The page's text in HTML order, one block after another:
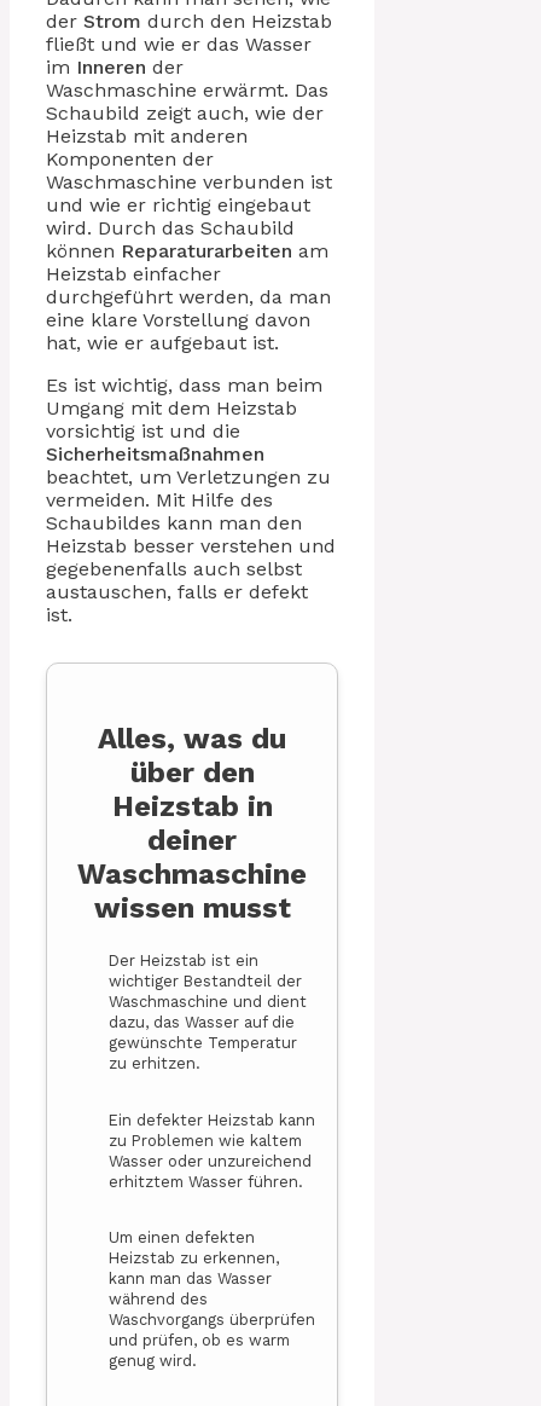
der Strom durch den Heizstab
fließt und wie er das Wasser
im Inneren der
Waschmaschine erwärmt. Das
Schaubild zeigt auch, wie der
Heizstab mit anderen
Komponenten der
Waschmaschine verbunden ist
und wie er richtig eingebaut
wird. Durch das Schaubild
können Reparaturarbeiten am
Heizstab einfacher
durchgeführt werden, da man
eine klare Vorstellung davon
hat, wie er aufgebaut ist.
Es ist wichtig, dass man beim
Umgang mit dem Heizstab
vorsichtig ist und die
Sicherheitsmaßnahmen
beachtet, um Verletzungen zu
vermeiden. Mit Hilfe des
Schaubildes kann man den
Heizstab besser verstehen und
gegebenenfalls auch selbst
austauschen, falls er defekt
ist.
Alles, was du
über den
Heizstab in
deiner
Waschmaschine
wissen musst
Der Heizstab ist ein
wichtiger Bestandteil der
Waschmaschine und dient
dazu, das Wasser auf die
gewünschte Temperatur
zu erhitzen.
Ein defekter Heizstab kann
zu Problemen wie kaltem
Wasser oder unzureichend
erhitztem Wasser führen.
Um einen defekten
Heizstab zu erkennen,
kann man das Wasser
während des
Waschvorgangs überprüfen
und prüfen, ob es warm
genug wird.